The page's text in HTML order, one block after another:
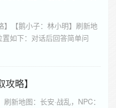
】【鹅小子：林小明】刷新地
如下：对话后回答简单问
略】
新地图：长安·战乱，NPC：